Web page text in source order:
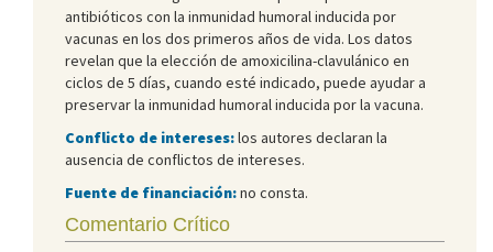
antibióticos con la inmunidad humoral inducida por
vacunas en los dos primeros años de vida. Los datos
revelan que la elección de amoxicilina-clavulánico en
ciclos de 5 días, cuando esté indicado, puede ayudar a
preservar la inmunidad humoral inducida por la vacuna.
Conflicto de intereses:los autores declaran la
ausencia de conflictos de intereses.
Fuente de financiación:no consta.
Comentario Crítico